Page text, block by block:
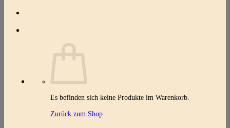
Es befinden sich keine Produkte im Warenkorb.
Zurück zum Shop